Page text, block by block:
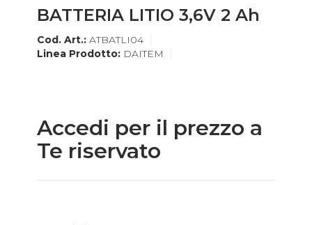
BATTERIA LITIO 3,6V 2 Ah
Cod. Art.: ATBATLI04
Linea Prodotto: DAITEM
Accedi per il prezzo a
Te riservato